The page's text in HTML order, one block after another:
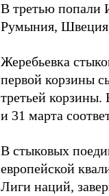
В третью попали
Румыния,
Жеребьевка
первой корзины
третьей
и 31 марта
В стыковых
европейской
Лиги наций,